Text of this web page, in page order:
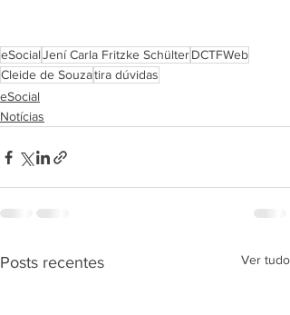
eSocialJení Carla Fritzke SchülterDCTFWeb
Cleide de Souzatira dúvidas
eSocial
Notícias
Posts recentes Ver tudo